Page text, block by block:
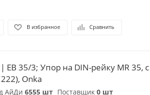
В избранное Сравнить
EB 35/3; Упор на DIN-рейку MR 35, с
Onka
АйДи 6555 шт Поставщик 0 шт